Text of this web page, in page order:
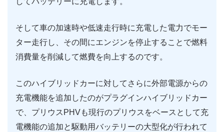
そして車の加速時や低速走行時に充電した電力でモー
ター走行し、その間にエンジンを停止することで燃料
消費量を削減して燃費を向上するのです。
このハイブリッドカーに対してさらに外部電源からの
充電機能を追加したのがプラグインハイブリッドカー
で、プリウスPHVも現行のプリウスをベースとして充
電機能の追加と駆動用バッテリーの大型化が行われて